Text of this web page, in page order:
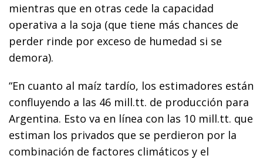
mientras que en otras cede la capacidad
operativa a la soja (que tiene más chances de
perder rinde por exceso de humedad si se
demora).
“En cuanto al maíz tardío, los estimadores están
confluyendo a las 46 mill.tt. de producción para
Argentina. Esto va en línea con las 10 mill.tt. que
estiman los privados que se perdieron por la
combinación de factores climáticos y el